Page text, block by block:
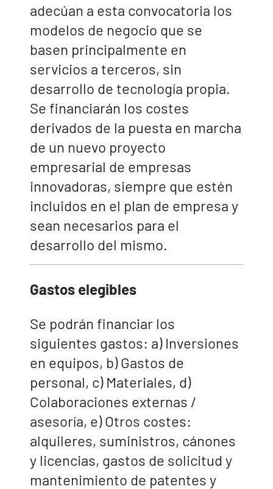
adecúan a esta convocatoria los
modelos de negocio que se
basen principalmente en
servicios a terceros, sin
desarrollo de tecnología propia.
Se financiarán los costes
derivados de la puesta en marcha
de un nuevo proyecto
empresarial de empresas
innovadoras, siempre que estén
incluidos en el plan de empresa y
sean necesarios para el
desarrollo del mismo.
Gastos elegibles
Se podrán financiar los
siguientes gastos: a) Inversiones
en equipos, b) Gastos de
personal, c) Materiales, d)
Colaboraciones externas /
asesoría, e) Otros costes:
alquileres, suministros, cánones
y licencias, gastos de solicitud y
mantenimiento de patentes y